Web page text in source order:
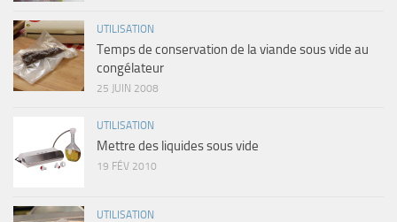
UTILISATION
Temps de conservation de la viande sous vide au
congélateur
25 JUIN 2008
UTILISATION
Mettre des liquides sous vide
19 FÉV 2010
UTILISATION